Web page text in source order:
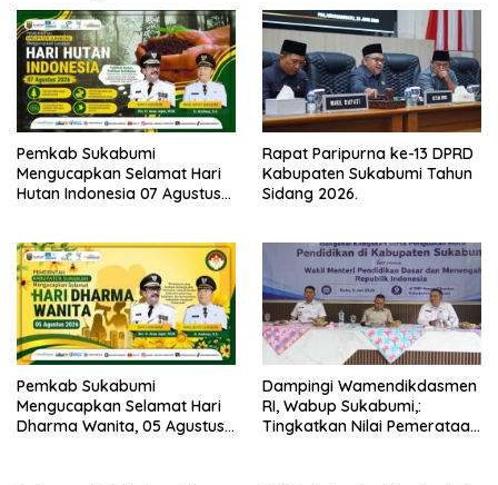
Pemkab Sukabumi
Mengucapkan Selamat Hari
Hutan Indonesia 07 Agustus
Rapat Paripurna ke-13 DPRD
Kabupaten Sukabumi Tahun
Sidang 2026.
Pemkab Sukabumi
Mengucapkan Selamat Hari
Dharma Wanita, 05 Agustus
Dampingi Wamendikdasmen
RI, Wabup Sukabumi,:
Tingkatkan Nilai Pemerataan